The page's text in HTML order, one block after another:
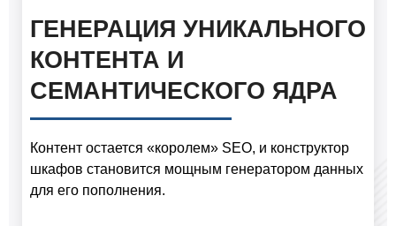
ГЕНЕРАЦИЯ УНИКАЛЬНОГО
КОНТЕНТА И
СЕМАНТИЧЕСКОГО ЯДРА
Контент остается «королем» SEO, и конструктор
шкафов становится мощным генератором данных
для его пополнения.